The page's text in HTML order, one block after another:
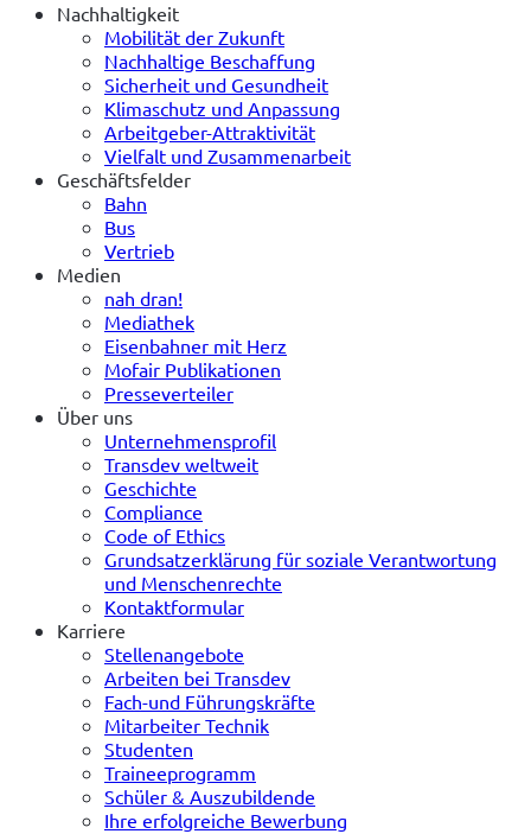
Nachhaltigkeit
Mobilität der Zukunft
Nachhaltige Beschaffung
Sicherheit und Gesundheit
Klimaschutz und Anpassung
Arbeitgeber-Attraktivität
Vielfalt und Zusammenarbeit
Geschäftsfelder
Bahn
Bus
Vertrieb
Medien
nah dran!
Mediathek
Eisenbahner mit Herz
Mofair Publikationen
Presseverteiler
Über uns
Unternehmensprofil
Transdev weltweit
Geschichte
Compliance
Code of Ethics
Grundsatzerklärung für soziale Verantwortung
und Menschenrechte
Kontaktformular
Karriere
Stellenangebote
Arbeiten bei Transdev
Fach-und Führungskräfte
Mitarbeiter Technik
Studenten
Traineeprogramm
Schüler & Auszubildende
Ihre erfolgreiche Bewerbung